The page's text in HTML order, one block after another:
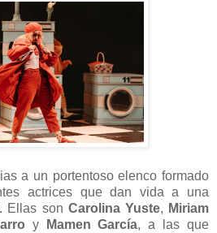
a un portentoso elenco formado
actrices que dan vida a una
Ellas son Carolina Yuste, Miriam
y Mamen García, a las que